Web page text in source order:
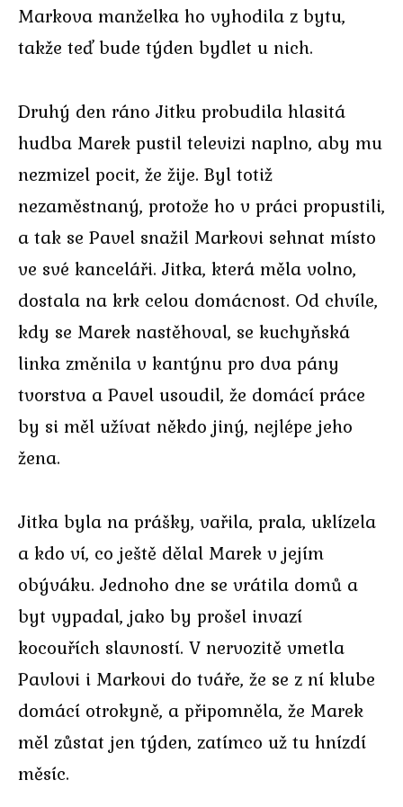
Markova manželka ho vyhodila z bytu,
takže teď bude týden bydlet u nich.
Druhý den ráno Jitku probudila hlasitá
hudba Marek pustil televizi naplno, aby mu
nezmizel pocit, že žije. Byl totiž
nezaměstnaný, protože ho v práci propustili,
a tak se Pavel snažil Markovi sehnat místo
ve své kanceláři. Jitka, která měla volno,
dostala na krk celou domácnost. Od chvíle,
kdy se Marek nastěhoval, se kuchyňská
linka změnila v kantýnu pro dva pány
tvorstva a Pavel usoudil, že domácí práce
by si měl užívat někdo jiný, nejlépe jeho
žena.
Jitka byla na prášky, vařila, prala, uklízela
a kdo ví, co ještě dělal Marek v jejím
obýváku. Jednoho dne se vrátila domů a
byt vypadal, jako by prošel invazí
kocouřích slavností. V nervozitě vmetla
Pavlovi i Markovi do tváře, že se z ní klube
domácí otrokyně, a připomněla, že Marek
měl zůstat jen týden, zatímco už tu hnízdí
měsíc.